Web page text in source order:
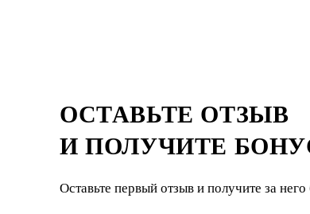
ОСТАВЬТЕ ОТЗЫВ
И ПОЛУЧИТЕ
Оставьте первый отзыв и получите за